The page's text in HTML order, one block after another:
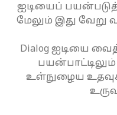
ஐடியைப்
மேலும் இது வேறு
Dialog ஐடியை
உள்நுழைய